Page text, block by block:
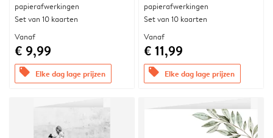
papierafwerkingen
Set van 10 kaarten
Vanaf
€ 9,99
offers Elke dag lage prijzen
papierafwerkingen
Set van 10 kaarten
Vanaf
€ 11,99
offers Elke dag lage prijzen